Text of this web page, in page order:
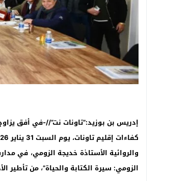
إدريس بن بوزيد:”تاونات نت”//-في أفق يزاوج
والروائية الأستاذة خديجة الزومي، في
الزومي: سيرة الكتابة والحياة”، من تأطير